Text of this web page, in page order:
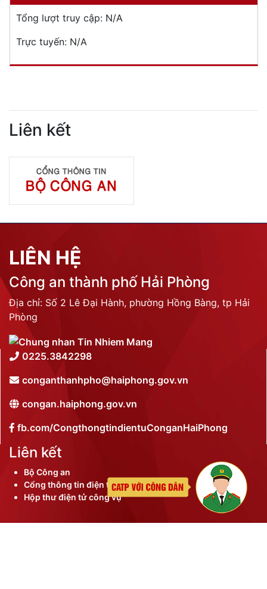
Tổng lượt truy cập: N/A
Trực tuyến: N/A
Liên kết
LIÊN HỆ
Công an thành phố Hải Phòng
Địa chỉ: Số 2 Lê Đại Hành, phường Hồng Bàng, tp Hải
Phòng
0225.3842298
conganthanhpho@haiphong.gov.vn
congan.haiphong.gov.vn
fb.com/CongthongtindientuConganHaiPhong
Liên kết
Bộ Công an
Cổng thông tin điện tử thành phố
Hộp thư điện tử công vụ